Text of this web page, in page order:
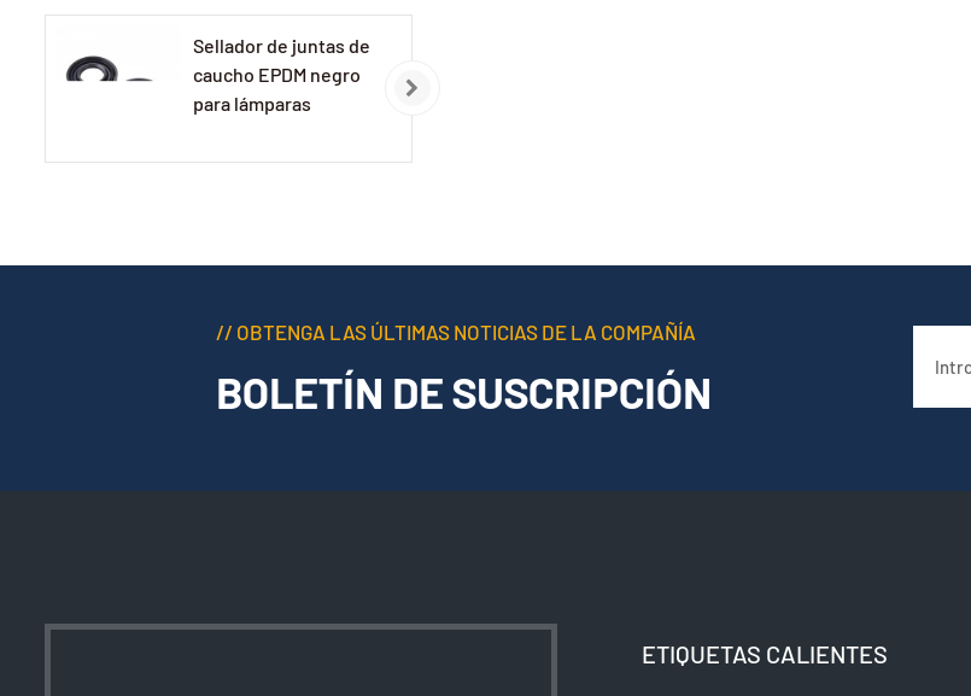
Sellador de juntas de
caucho EPDM negro
para lámparas
// OBTENGA LAS ÚLTIMAS NOTICIAS DE LA COMPAÑÍA
BOLETÍN DE SUSCRIPCIÓN
ETIQUETAS CALIENTES